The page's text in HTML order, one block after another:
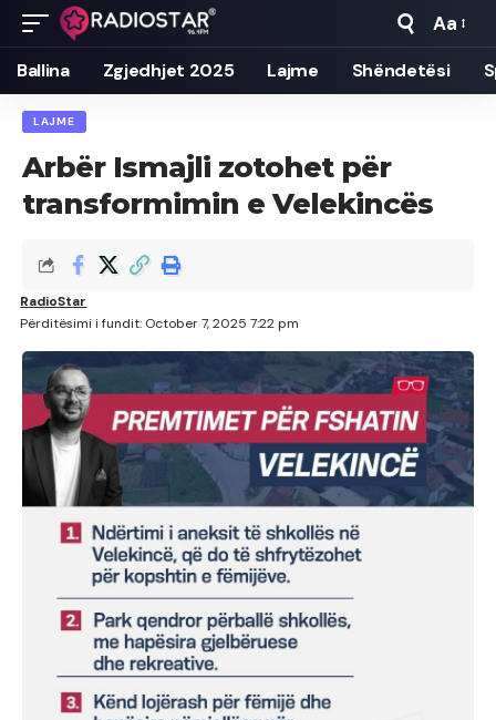
Font
Resizer
Aa
Ballina Zgjedhjet 2025 Lajme Shëndetësi
LAJME
Arbër Ismajli zotohet për
transformimin e Velekincës
Përditësimi i fundit: October 7, 2025 7:22 pm
RadioStar